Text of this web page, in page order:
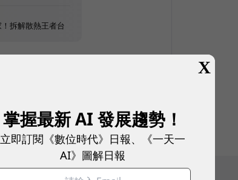
X
掌握最新 AI 發展趨勢！
立即訂閱《數位時代》日報、《一天一
AI》圖解日報